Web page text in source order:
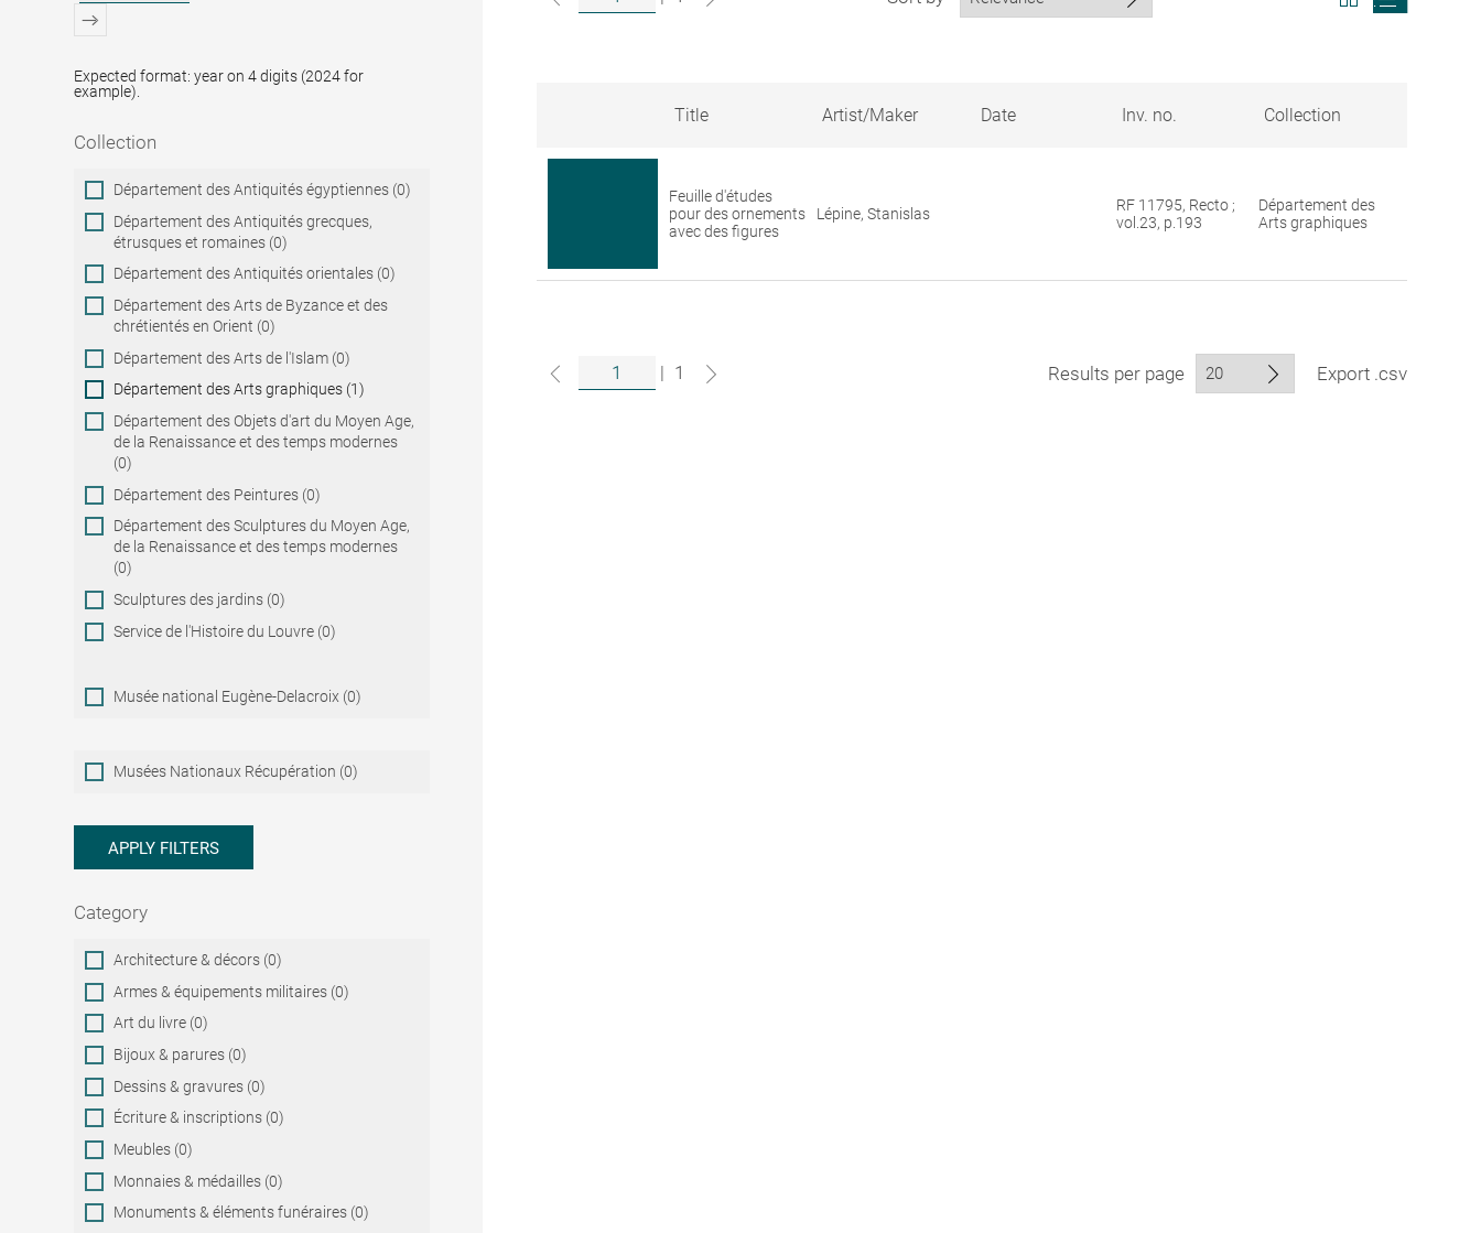
Expected format: year on 4 digits (2024 for
example).
Collection
Collection
Département des Antiquités égyptiennes (0)
Département des Antiquités grecques,
étrusques et romaines (0)
Département des Antiquités orientales (0)
Département des Arts de Byzance et des
chrétientés en Orient (0)
Département des Arts de l'Islam (0)
Département des Arts graphiques (1)
Département des Objets d'art du Moyen Age,
de la Renaissance et des temps modernes
(0)
Département des Peintures (0)
Département des Sculptures du Moyen Age,
de la Renaissance et des temps modernes
(0)
Sculptures des jardins (0)
Service de l'Histoire du Louvre (0)
Musée national Eugène-Delacroix (0)
Musées
Nationaux
Musées Nationaux Récupération (0)
APPLY FILTERS
Category
Category
Architecture & décors (0)
Armes & équipements militaires (0)
Art du livre (0)
Bijoux & parures (0)
Dessins & gravures (0)
Écriture & inscriptions (0)
Meubles (0)
Monnaies & médailles (0)
Monuments & éléments funéraires (0)
search
Search
Louvre
collections
Title Artist/Maker Date Inv. no. Collection
Feuille d'études
pour des ornements
avec des figures
Lépine, Stanislas
RF 11795, Recto ;
vol.23, p.193
Département des
Arts graphiques
| 1 Results per page Export .csv